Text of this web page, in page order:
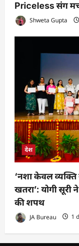
Priceless संग
Shweta Gupta
देश
‘नशा केवल व्यक्ति
खतरा’: योगी
की शपथ
JA Bureau 1